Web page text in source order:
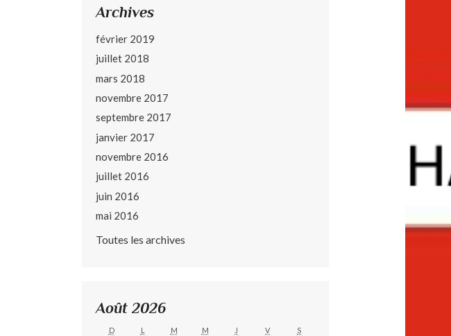
Archives
février 2019
juillet 2018
mars 2018
novembre 2017
septembre 2017
janvier 2017
novembre 2016
juillet 2016
juin 2016
mai 2016
Toutes les archives
Août 2026
D L M M J V S